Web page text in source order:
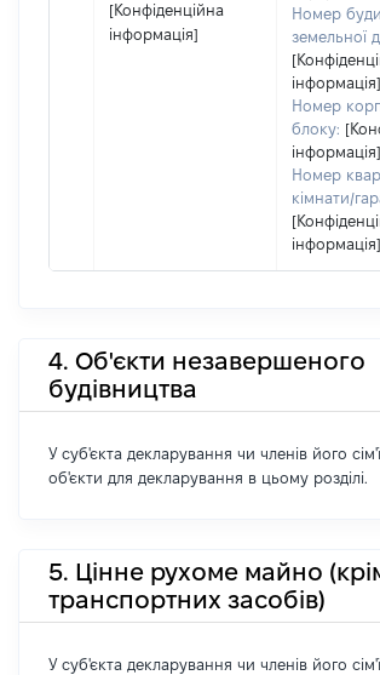
[Конфіденційна
інформація]
Номер
земельної
інформація]
Номер
блоку:
інформація]
Номер
кімнати/
інформація]
4. Об'єкти незавершеного
будівництва
У суб'єкта декларування чи членів його сім'ї
об'єкти для декларування в цьому розділі.
5. Цінне рухоме майно
транспортних засобів)
У суб'єкта декларування чи членів його сім'ї